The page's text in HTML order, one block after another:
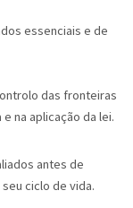
essenciais e de
das fronteiras
na aplicação da lei.
antes de
ciclo de vida.